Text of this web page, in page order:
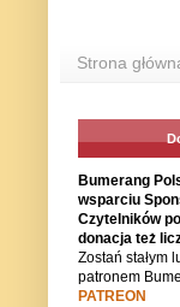
Strona
Bumerang
wsparciu
Czytelników
donacja też
Zostań stałym
patronem
PATREON